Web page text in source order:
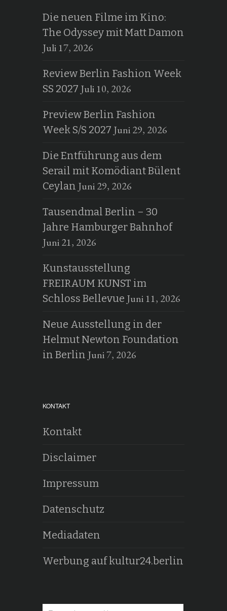
Die neuen Filme im Kino:
The Odyssey mit Matt Damon
Juli 17, 2026
Review Berlin Fashion Week
SS 2027 Juli 10, 2026
Preview Berlin Fashion
Week S/S 2027 Juni 29, 2026
Die Entführung aus dem
Serail mit Komödiant Bülent
Ceylan Juni 29, 2026
Tausendmal Berlin – 30
Jahre Hamburger Bahnhof
Juni 21, 2026
Kunstausstellung
FREIRAUM KUNST im
Schloss Bellevue Juni 11, 2026
Neue Ausstellung in der
Helmut Newton Foundation
in Berlin Juni 7, 2026
KONTAKT
Kontakt
Disclaimer
Impressum
Datenschutz
Mediadaten
Werbung auf kultur24.berlin